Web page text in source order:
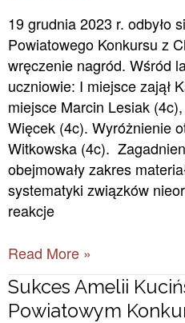
19 grudnia 2023 r. odbyło
Powiatowego Konkursu z
wręczenie nagród. Wśród
uczniowie: I miejsce zajął
miejsce Marcin Lesiak
Więcek (4c). Wyróżnienie
Witkowska (4c).
obejmowały zakres
systematyki związków
reakcje
z
Chemii.
Read More »
Sukces Amelii
Powiatowym
Sukces
Amelii